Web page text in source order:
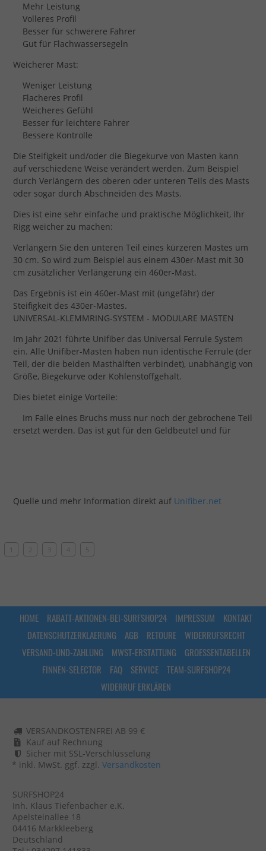
Mehr Leistung
Volleres Profil
Besser für schwerere Fahrer
Gut für Flachwassersegeln
Weicherer Mast:
Weniger Leistung
Flacheres Profil
Weicheres Gefühl
Besser für leichtere Fahrer
Bessere Kontrolle
Die Steifigkeit und/oder die Biegekurve von Masten kann
auf verschiedene Weise verändert werden. Zum Beispiel
durch Verlängern des oberen oder unteren Teils des Masts
oder sogar durch Abschneiden des Masts.
Dies ist eine sehr einfache und praktische Möglichkeit, Ihr
Rigg weicher zu machen:
Verlängern Sie den unteren Teil eines kürzeren Mastes um
30 cm. So wird zum Beispiel aus einem 430er-Mast mit 30
cm zusätzlicher Verlängerung ein 460er-Mast.
Das Ergebnis ist ein 460er-Mast mit (ungefähr) der
Steifigkeit des 430er-Mastes.
UNIVERSAL-KLEMMRING-SYSTEM - MODULARE MASTEN
Im Jahr 2021 führte Unifiber das Universal Ferrule System
ein. Alle Unifiber-Masten haben nun identische Ferrule (der
Teil, der die beiden Masthälften verbindet), unabhängig von
Größe, Biegekurve oder Kohlenstoffgehalt.
Dies bietet einige Vorteile:
Im Falle eines Bruchs muss nur noch der gebrochene Teil
ersetzt werden. Das ist gut für den Geldbeutel und für
Quelle und mehr Information direkt auf Unifiber.net
2 4
HOME RABATT-AKTIONEN-BEI-SURFSHOP24 IMPRESSUM
KONTAKT
DATENSCHUTZERKLAERUNG
AGB RETOURE
WIDERRUFSRECHT
VERSAND-UND-ZAHLUNG
MWST-ERSTATTUNG
GROESSENTABELLEN
FINNEN-SELECTOR
FAQ SERVICE
TEAM-SURFSHOP24
WIDERRUF ERKLÄREN
VERSANDKOSTENFREI AB 99 €
Kauf auf Rechnung
Sicher mit SSL-Verschlüsselung
* inkl. MwSt. ggf. zzgl. Versandkosten
SURFSHOP24
Inh. Klaus Tiefenbacher e.K.
Apelsteinallee 18
04416 Markkleeberg
Deutschland